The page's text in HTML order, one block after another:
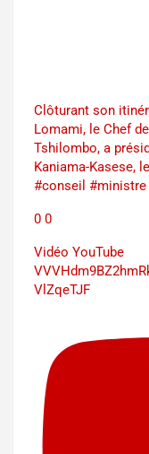
Clôturant son
Lomami, le Chef
Tshilombo, a
Kaniama-Kasese,
#conseil
0 0
Vidéo YouTube
VlZqeTJF